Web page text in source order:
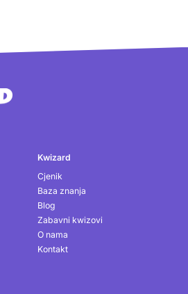
Kwizard
Cjenik
Baza znanja
Blog
Zabavni kwizovi
O nama
Kontakt